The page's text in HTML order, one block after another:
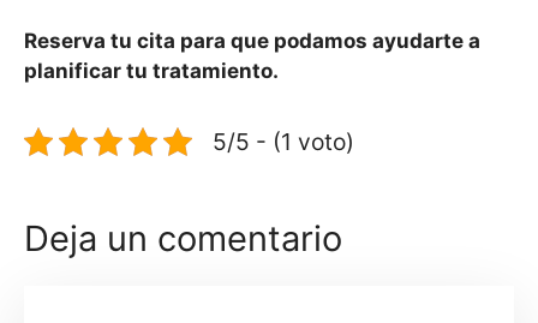
Reserva tu cita para que podamos ayudarte a
planificar tu tratamiento.
5/5 - (1 voto)
Deja un comentario